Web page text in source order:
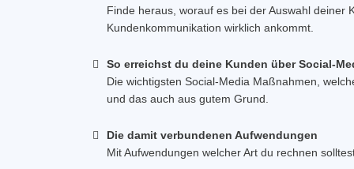
Finde heraus, worauf es bei der Auswahl deiner
Kundenkommunikation wirklich ankommt.
So erreichst du deine Kunden über Social-
Die wichtigsten Social-Media Maßnahmen,
und das auch aus gutem Grund.
Die damit verbundenen Aufwendungen
Mit Aufwendungen welcher Art du rechnen